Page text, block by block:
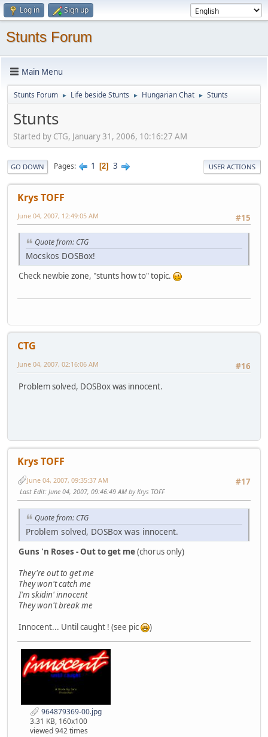
Log in Sign up
Stunts Forum
Main Menu
Stunts Forum ► Life beside Stunts ► Hungarian Chat ► Stunts
Stunts
Started by CTG, January 31, 2006, 10:16:27 AM
GO DOWN Pages 1 2 3 USER ACTIONS
Krys TOFF
#15
June 04, 2007, 12:49:05 AM
Quote from: CTG
Mocskos DOSBox!
Check newbie zone, "stunts how to" topic.
CTG
#16
June 04, 2007, 02:16:06 AM
Problem solved, DOSBox was innocent.
Krys TOFF
#17
June 04, 2007, 09:35:37 AM
Last Edit: June 04, 2007, 09:46:49 AM by Krys TOFF
Quote from: CTG
Problem solved, DOSBox was innocent.
Guns 'n Roses - Out to get me(chorus only)
They're out to get me
They won't catch me
I'm skidin' innocent
They won't break me
Innocent... Until caught ! (see pic
)
964879369-00.jpg
3.31 KB, 160x100
viewed 942 times